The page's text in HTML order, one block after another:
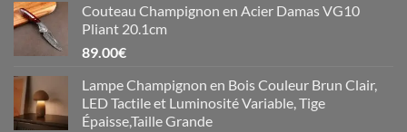
Couteau Champignon en Acier Damas VG10
Pliant 20.1cm
89.00€
Lampe Champignon en Bois Couleur Brun Clair,
LED Tactile et Luminosité Variable, Tige
Épaisse,Taille Grande